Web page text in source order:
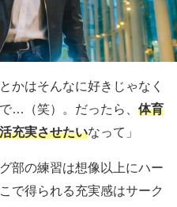
かはそんなに好きじゃなく
…（笑）。だったら、 体育
充実させたいなって」
部の練習は想像以上にハー
で得られる充実感はサーク